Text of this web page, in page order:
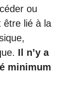
ou
être lié à la
Il n’y a
minimum